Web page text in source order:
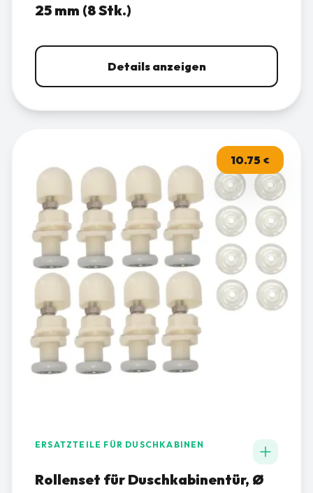
25 mm (8 Stk.)
Details anzeigen
10.75 €
ERSATZTEILE FÜR DUSCHKABINEN
Rollenset für Duschkabinentür, Ø